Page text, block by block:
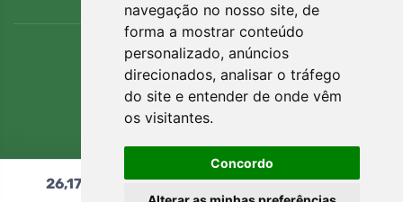
navegação no nosso site, de
forma a mostrar conteúdo
personalizado, anúncios
direcionados, analisar o tráfego
do site e entender de onde vêm
os visitantes.
Concordo
26,17 Adicionar ao carrinho